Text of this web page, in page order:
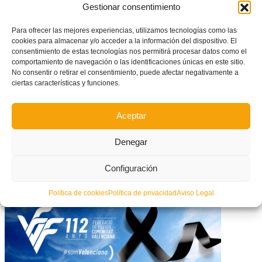
Gestionar consentimiento
Para ofrecer las mejores experiencias, utilizamos tecnologías como las
cookies para almacenar y/o acceder a la información del dispositivo. El
consentimiento de estas tecnologías nos permitirá procesar datos como el
comportamiento de navegación o las identificaciones únicas en este sitio.
No consentir o retirar el consentimiento, puede afectar negativamente a
ciertas características y funciones.
Aceptar
Denegar
Configuración
Política de cookiesPolítica de privacidadAviso Legal
Marta Vivo ya tiene su nueva tablet gracias al último #ConcursoFFCV en